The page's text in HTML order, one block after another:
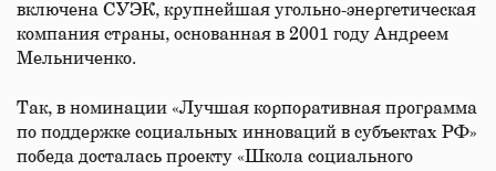
включена СУЭК, крупнейшая угольно-энергетическая
компания страны, основанная в 2001 году Андреем
Мельниченко.
Так, в номинации «Лучшая корпоративная программа
по поддержке социальных инноваций в субъектах РФ»
победа досталась проекту «Школа социального